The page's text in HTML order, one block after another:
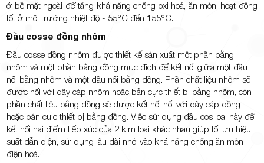
ở bề mặt ngoài để tăng khả năng chống oxi hoá, ăn mòn, hoạt động
tốt ở môi trường nhiệt độ - 55°C đến 155°C.
Đầu cosse đồng nhôm
Đầu cosse đồng nhôm được thiết kế sản xuất một phần bằng
nhôm và một phần bằng đồng mục đích để kết nối giữa một đầu
nối bằng nhôm và một đầu nối bằng đồng. Phần chất liệu nhôm sẽ
được nối với dây cáp nhôm hoặc bản cực thiết bị bằng nhôm, còn
phần chất liệu bằng đồng sẽ được kết nối nối với dây cáp đồng
hoặc bản cực thiết bị bằng đồng. Việc sử dụng đầu cos loại này để
kết nối hai điểm tiếp xúc của 2 kim loại khác nhau giúp tối ưu hiệu
suất dẫn điện, sử dụng lâu dài nhờ vào khả năng chống ăn mòn
điện hoá.